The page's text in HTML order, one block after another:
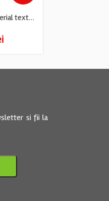
Adidasi dama Infinity, 38, material textil, gri
si fii la